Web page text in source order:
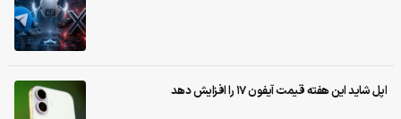
اپل شاید این هفته قیمت آیفون ۱۷ را افزایش دهد